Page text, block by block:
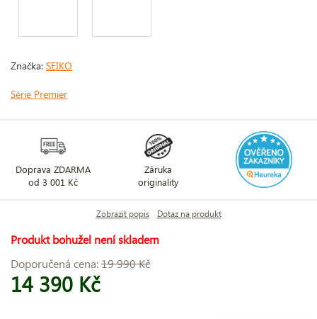
Značka: SEIKO
Série Premier
Doprava ZDARMA
od 3 001 Kč
Záruka
originality
Zobrazit popis Dotaz na produkt
Produkt bohužel není skladem
Doporučená cena:19 990 Kč
14 390 Kč